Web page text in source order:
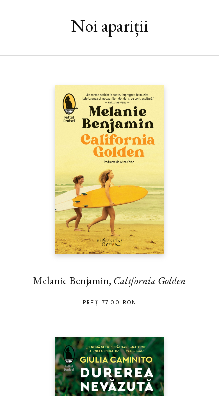
Noi apariții
Melanie Benjamin, California Golden
PREȚ 77.00 RON